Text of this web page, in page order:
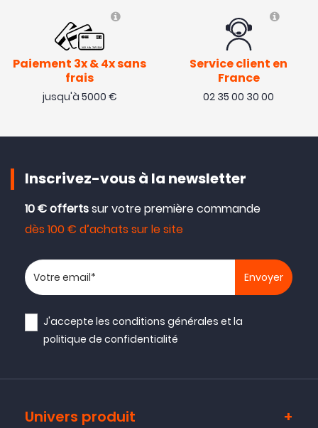
Paiement 3x & 4x sans
frais
jusqu'à 5000 €
Service client en
France
02 35 00 30 00
Inscrivez-vous à la newsletter
10 € offertssur votre première commande
dès 100 € d’achats sur le site
Votre adresse email
J'accepte lesconditions générales et la
politique de confidentialité
Univers produit